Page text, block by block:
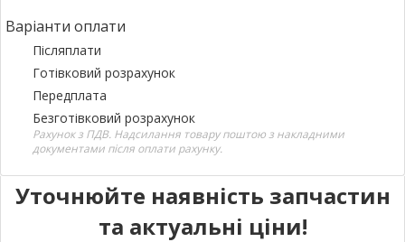
Варіанти оплати
Післяплати
Готівковий розрахунок
Передплата
Безготівковий розрахунок
Рахунок з ПДВ. Надсилання товару поштою з накладними
документами після оплати рахунку.
Уточнюйте наявність запчастин
та актуальні ціни!